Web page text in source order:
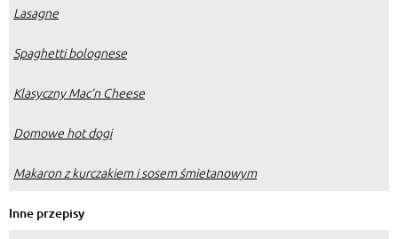
Lasagne
Spaghetti bolognese
Klasyczny Mac’n Cheese
Domowe hot dogi
Makaron z kurczakiem i sosem śmietanowym
Inne przepisy